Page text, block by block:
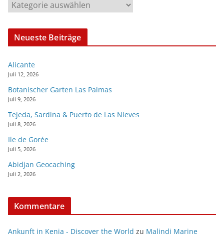
Neueste Beiträge
Alicante
Juli 12, 2026
Botanischer Garten Las Palmas
Juli 9, 2026
Tejeda, Sardina & Puerto de Las Nieves
Juli 8, 2026
Ile de Gorée
Juli 5, 2026
Abidjan Geocaching
Juli 2, 2026
Kommentare
Ankunft in Kenia - Discover the World zu Malindi Marine